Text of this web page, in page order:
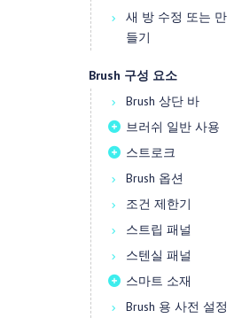
새 방 수정 또는 만
들기
Brush 구성 요소
Brush 상단 바
브러쉬 일반 사용
스트로크
Brush 옵션
조건 제한기
스트립 패널
스텐실 패널
스마트 소재
Brush 용 사전 설정